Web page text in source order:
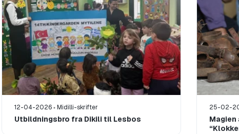
12-04-2026 Midilli-skrifter
Utbildningsbro fra Dikili til Lesbos
25-02-